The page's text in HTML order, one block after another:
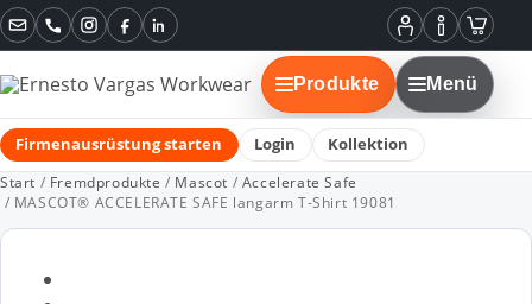
Mein
Konto
Informationen
Instagram
FacebookLinkedIn
Produkte Menü
Firmenausrüstung starten Login Kollektion
Start / Fremdprodukte / Mascot / Accelerate Safe
/ MASCOT® ACCELERATE SAFE langarm T-Shirt 19081